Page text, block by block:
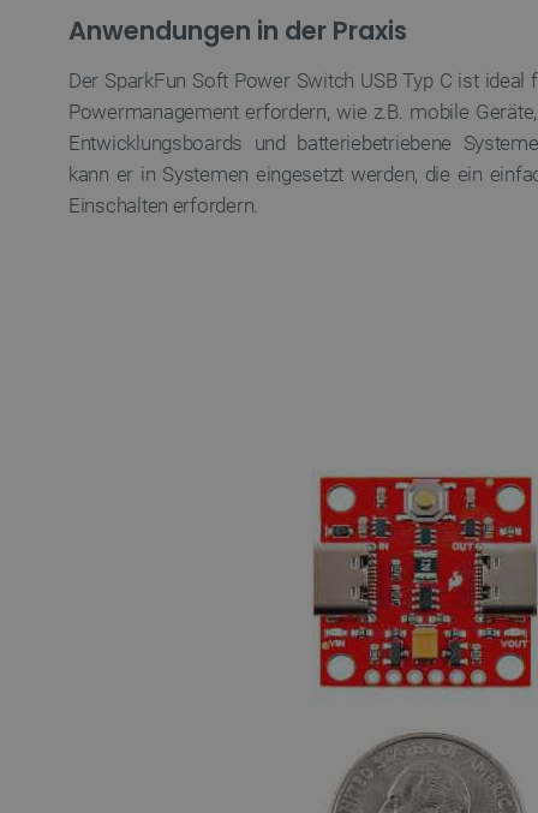
Anwendungen in der Praxis
Der SparkFun Soft Power Switch USB Typ C ist ideal
Powermanagement erfordern, wie z.B. mobile
Entwicklungsboards und batteriebetriebene
kann er in Systemen eingesetzt werden, die ein
Einschalten erfordern.
_lb
CookieScriptConsent
PHPSESSID
_lb_ccc
Storage declaration
Name